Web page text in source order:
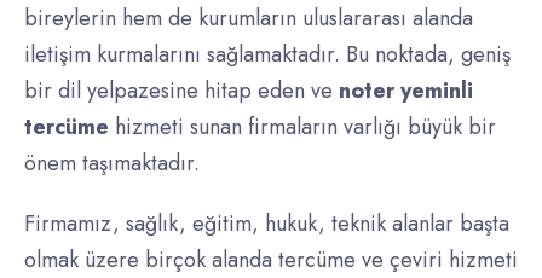
bireylerin hem de kurumların uluslararası alanda
iletişim kurmalarını sağlamaktadır. Bu noktada, geniş
bir dil yelpazesine hitap eden ve noter yeminli
tercüme hizmeti sunan firmaların varlığı büyük bir
önem taşımaktadır.
Firmamız, sağlık, eğitim, hukuk, teknik alanlar başta
olmak üzere birçok alanda tercüme ve çeviri hizmeti